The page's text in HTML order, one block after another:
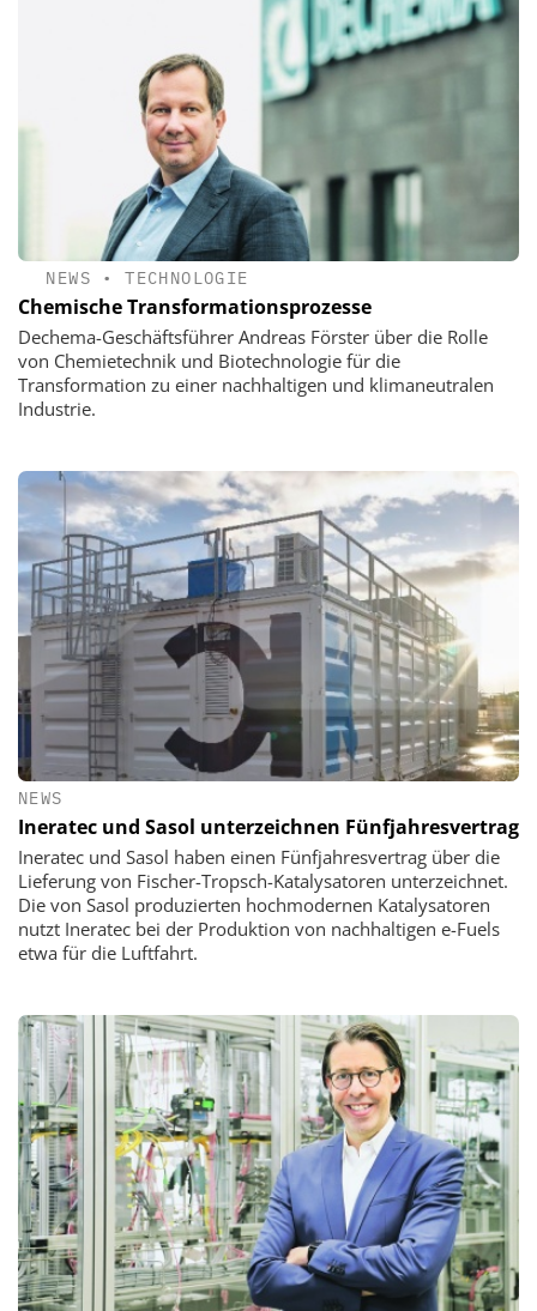
NEWS •TECHNOLOGIE
Chemische Transformationsprozesse
Dechema-Geschäftsführer Andreas Förster über die Rolle
von Chemietechnik und Biotechnologie für die
Transformation zu einer nachhaltigen und klimaneutralen
Industrie.
NEWS
Ineratec und Sasol unterzeichnen Fünfjahresvertrag
Ineratec und Sasol haben einen Fünfjahresvertrag über die
Lieferung von Fischer-Tropsch-Katalysatoren unterzeichnet.
Die von Sasol produzierten hochmodernen Katalysatoren
nutzt Ineratec bei der Produktion von nachhaltigen e-Fuels
etwa für die Luftfahrt.